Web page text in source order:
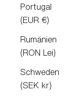
Portugal
(EUR €)
Rumänien
(RON Lei)
Schweden
(SEK kr)